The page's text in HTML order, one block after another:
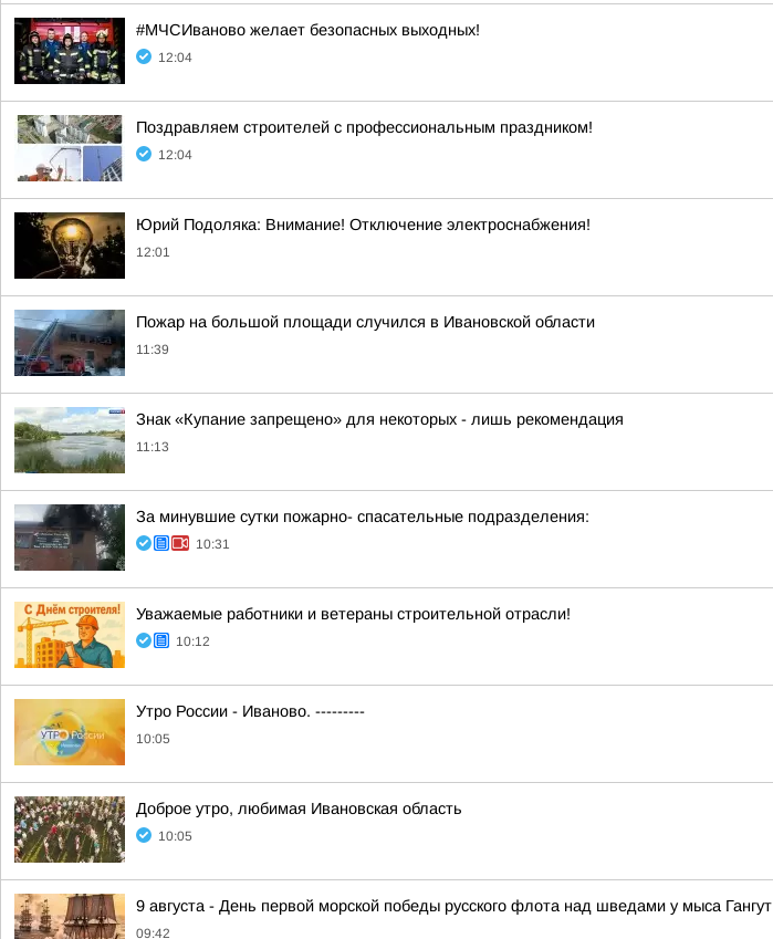
#МЧСИваново желает безопасных выходных!
12:04
Поздравляем строителей с профессиональным праздником!
12:04
Юрий Подоляка: Внимание! Отключение электроснабжения!
12:01
Пожар на большой площади случился в Ивановской области
11:39
Знак «Купание запрещено» для некоторых - лишь рекомендация
11:13
За минувшие сутки пожарно- спасательные подразделения:
10:31
Уважаемые работники и ветераны строительной отрасли!
10:12
Утро России - Иваново. ---------
10:05
Доброе утро, любимая Ивановская область
10:05
9 августа - День первой морской победы русского флота над шведами у мыса Гангут
09:42